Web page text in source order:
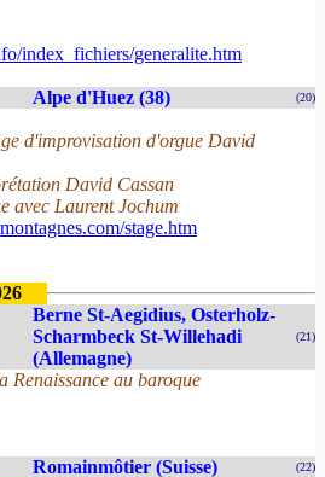
index_fichiers/generalite.htm
Alpe d'Huez (38) (20)
d'improvisation d'orgue David
David Cassan
avec Laurent Jochum
stage.htm
Berne St-Aegidius, Osterholz-
Scharmbeck St-Willehadi
(Allemagne)
(21)
Renaissance au baroque
Romainmôtier (Suisse) (22)